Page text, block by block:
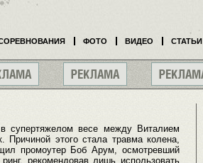
супертяжелом весе между Виталием
этого стала травма колена,
промоутер Боб Арум, осмотревший
рекомендовав лишь использовать
ФОТО ВИДЕО СТАТЬИ